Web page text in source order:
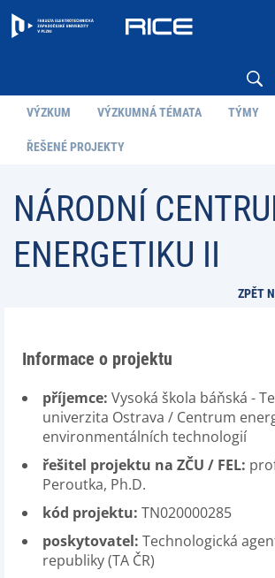
VÝZKUM VÝZKUMNÁ TÉMATA TÝMY
ŘEŠENÉ PROJEKTY
NÁRODNÍ
ENERGETIKU II
ZPĚT
Informace o projektu
příjemce: Vysoká škola báňská -
univerzita Ostrava / Centrum
environmentálních technologií
řešitel projektu na ZČU / FEL:
Peroutka, Ph.D.
kód projektu: TN020000285
poskytovatel: Technologická
republiky (TA ČR)